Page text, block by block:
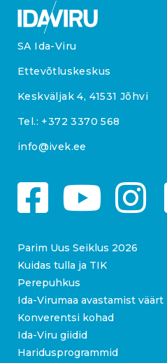
SA Ida-Viru
Ettevõtluskeskus
Keskväljak 4, 41531 Jõhvi
Tel.: +372 3370 568
info@ivek.ee
Parim Uus Seiklus 2026
Kuidas tulla ja TIK
Perepuhkus
Ida-Virumaa avastamist
Konverentsi kohad
Ida-Viru giidid
Haridusprogrammid